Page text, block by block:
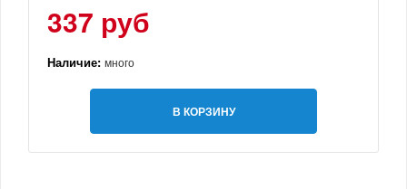
337 руб
Наличие: много
В КОРЗИНУ